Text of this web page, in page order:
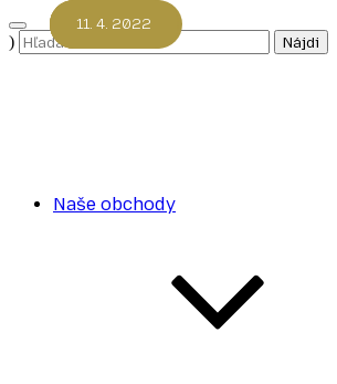
Prejsť
na
obsah
) Hľadať:
Naše obchody
4. 11. 2022
5. 10. 2022
11. 5. 2022
11. 4. 2022